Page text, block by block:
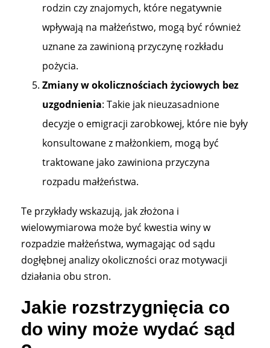
rodzin czy znajomych, które negatywnie
wpływają na małżeństwo, mogą być również
uznane za zawinioną przyczynę rozkładu
pożycia​​.
Zmiany w okolicznościach życiowych bez
uzgodnienia: Takie jak nieuzasadnione
decyzje o emigracji zarobkowej, które nie były
konsultowane z małżonkiem, mogą być
traktowane jako zawiniona przyczyna
rozpadu małżeństwa​​.
Te przykłady wskazują, jak złożona i
wielowymiarowa może być kwestia winy w
rozpadzie małżeństwa, wymagając od sądu
dogłębnej analizy okoliczności oraz motywacji
działania obu stron.
Jakie rozstrzygnięcia co
do winy może wydać sąd